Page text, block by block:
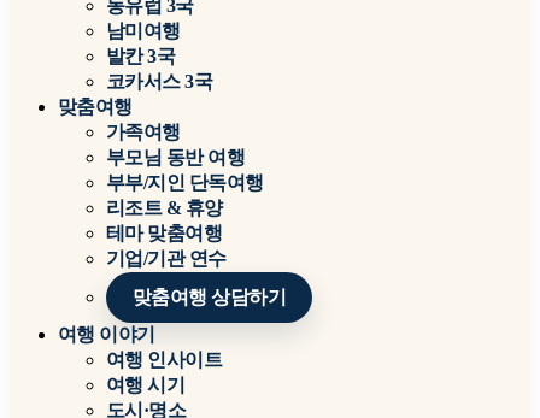
동유럽 3국
남미여행
발칸 3국
코카서스 3국
맞춤여행
가족여행
부모님 동반 여행
부부/지인 단독여행
리조트 & 휴양
테마 맞춤여행
기업/기관 연수
맞춤여행 상담하기
여행 이야기
여행 인사이트
여행 시기
도시·명소